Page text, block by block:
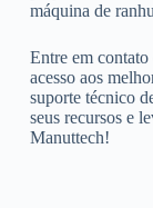
máquina de
Entre em
acesso aos
suporte técnico
seus recursos e
Manuttech!